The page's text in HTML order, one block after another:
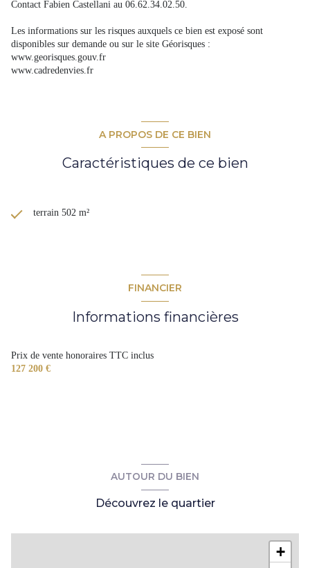
Contact Fabien Castellani au 06.62.34.02.50.
Les informations sur les risques auxquels ce bien est exposé sont
disponibles sur demande ou sur le site Géorisques :
www.georisques.gouv.fr
www.cadredenvies.fr
A PROPOS DE CE BIEN
Caractéristiques de ce bien
terrain 502 m²
FINANCIER
Informations financières
Prix de vente honoraires TTC inclus
127 200 €
AUTOUR DU BIEN
Découvrez le quartier
+